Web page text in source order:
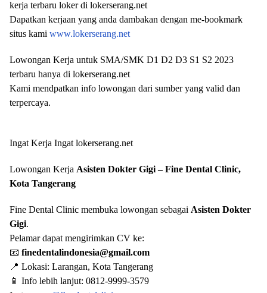
kerja terbaru loker di lokerserang.net
Dapatkan kerjaan yang anda dambakan dengan me-bookmark
situs kami www.lokerserang.net
Lowongan Kerja untuk SMA/SMK D1 D2 D3 S1 S2 2023
terbaru hanya di lokerserang.net
Kami mendpatkan info lowongan dari sumber yang valid dan
terpercaya.
Ingat Kerja Ingat lokerserang.net
Lowongan Kerja Asisten Dokter Gigi – Fine Dental Clinic,
Kota Tangerang
Fine Dental Clinic membuka lowongan sebagai Asisten Dokter
Gigi.
Pelamar dapat mengirimkan CV ke:
📧 finedentalindonesia@gmail.com
📍 Lokasi: Larangan, Kota Tangerang
📱 Info lebih lanjut: 0812-9999-3579